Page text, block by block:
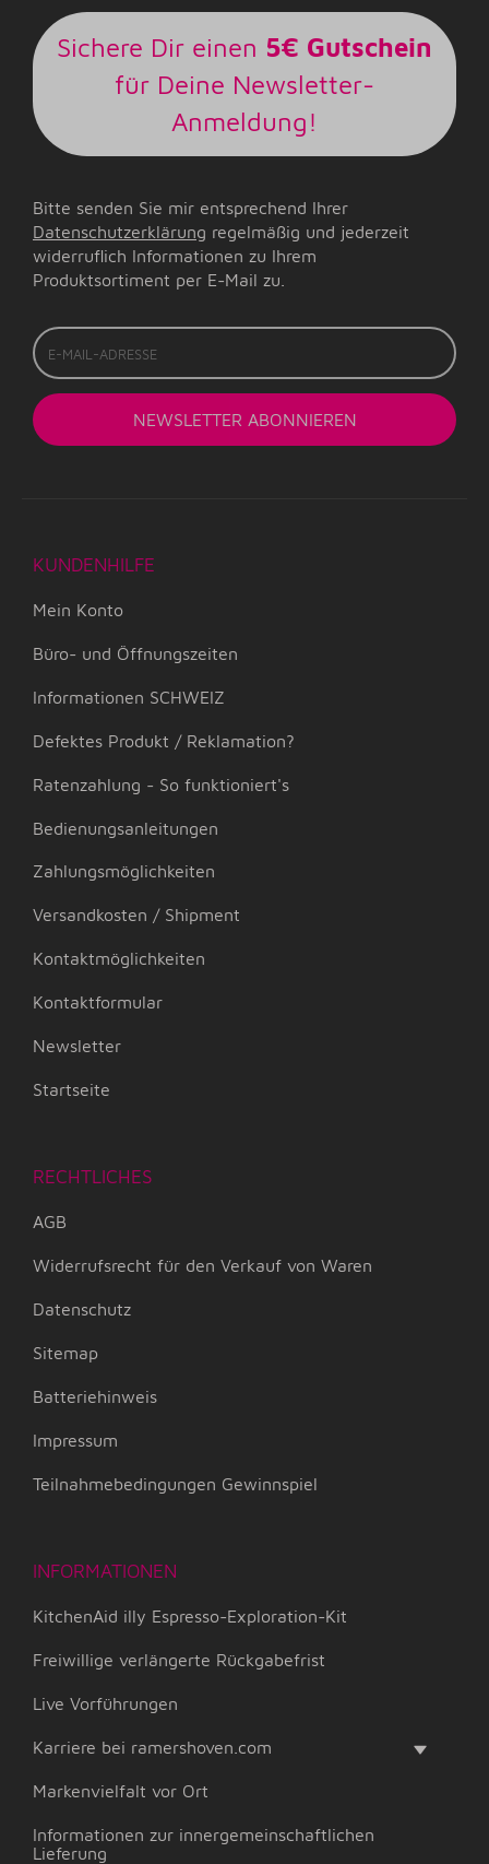
Sichere Dir einen 5€ Gutschein
für Deine Newsletter-
Anmeldung!
Bitte senden Sie mir entsprechend Ihrer
Datenschutzerklärung regelmäßig und jederzeit
widerruflich Informationen zu Ihrem
Produktsortiment per E-Mail zu.
E-
Mail-
Adresse
NEWSLETTER ABONNIEREN
KUNDENHILFE
Mein Konto
Büro- und Öffnungszeiten
Informationen SCHWEIZ
Defektes Produkt / Reklamation?
Ratenzahlung - So funktioniert's
Bedienungsanleitungen
Zahlungsmöglichkeiten
Versandkosten / Shipment
Kontaktmöglichkeiten
Kontaktformular
Newsletter
Startseite
RECHTLICHES
AGB
Widerrufsrecht für den Verkauf von Waren
Datenschutz
Sitemap
Batteriehinweis
Impressum
Teilnahmebedingungen Gewinnspiel
INFORMATIONEN
KitchenAid illy Espresso-Exploration-Kit
Freiwillige verlängerte Rückgabefrist
Live Vorführungen
Karriere bei ramershoven.com
Markenvielfalt vor Ort
Informationen zur innergemeinschaftlichen
Lieferung